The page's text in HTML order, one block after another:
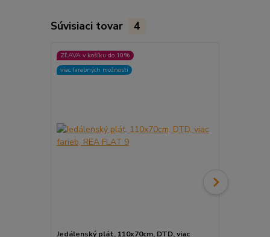
Súvisiaci tovar 4
ZĽAVA v košíku do 10%
viac farebných možností
Jedálenský plát, 110x70cm, DTD, viac